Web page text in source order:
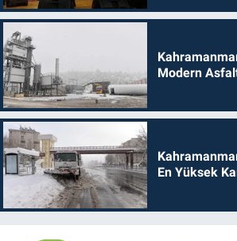
Modern
En Yüksek